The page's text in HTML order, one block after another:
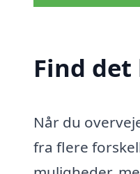
Find
Når du
fra flere